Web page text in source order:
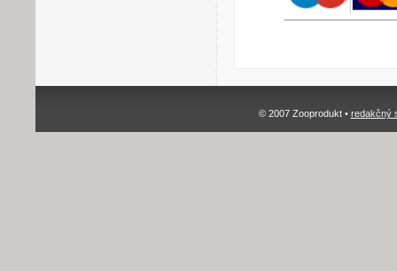
© 2007 Zooprodukt • redakčný